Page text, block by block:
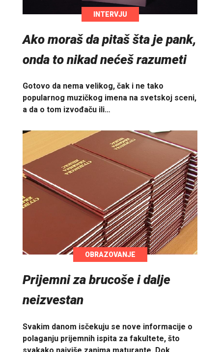
INTERVJU
Ako moraš da pitaš šta je pank,
onda to nikad nećeš razumeti
Gotovo da nema velikog, čak i ne tako
popularnog muzičkog imena na svetskoj sceni,
a da o tom izvođaču ili…
OBRAZOVANJE
Prijemni za brucoše i dalje
neizvestan
Svakim danom isčekuju se nove informacije o
polaganju prijemnih ispita za fakultete, što
svakako najviše zanima maturante. Dok